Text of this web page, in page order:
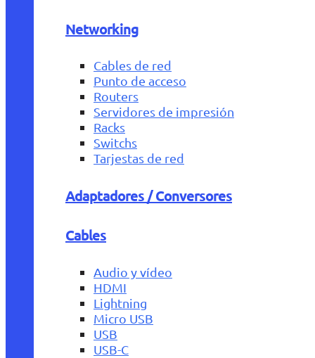
Networking
Cables de red
Punto de acceso
Routers
Servidores de impresión
Racks
Switchs
Tarjestas de red
Adaptadores / Conversores
Cables
Audio y vídeo
HDMI
Lightning
Micro USB
USB
USB-C